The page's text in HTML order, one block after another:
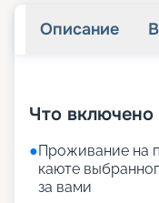
Описание
Что включено
●Проживание на
каюте
за вами